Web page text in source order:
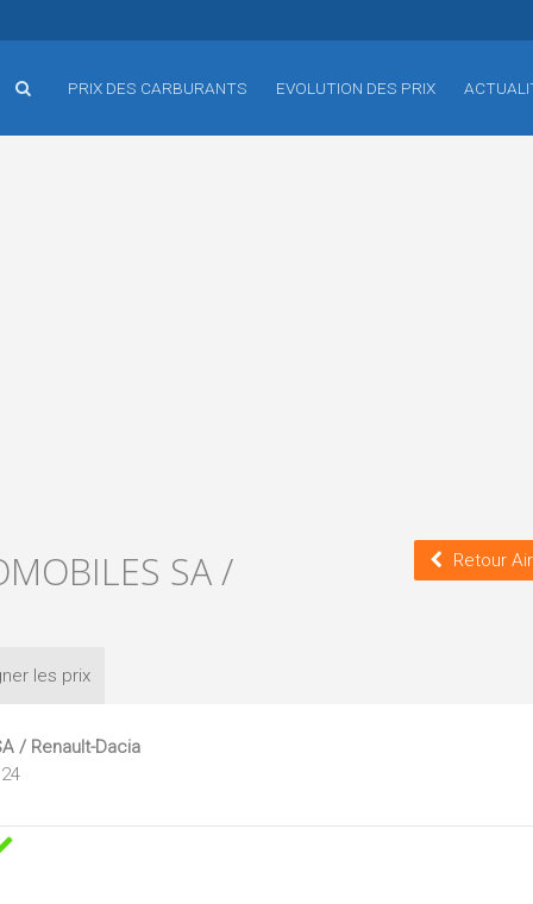
PRIX DES CARBURANTS EVOLUTION DES PRIX
SA / Retour
les prix
/ Renault-Dacia